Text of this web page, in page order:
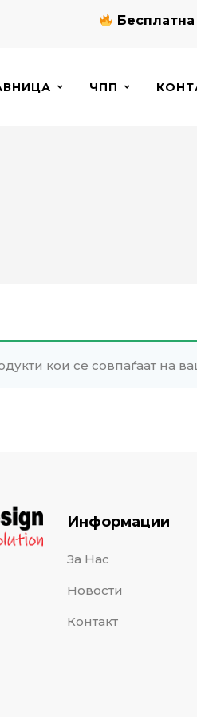
ЧПП
кои се совпаѓаат на
Информации
За Нас
Новости
Контакт